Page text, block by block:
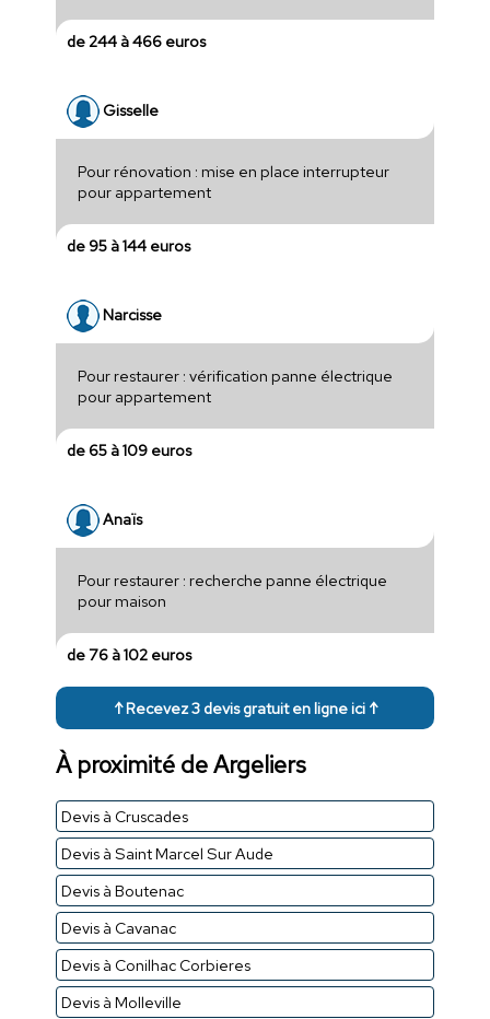
de 244 à 466 euros
Gisselle
Pour rénovation : mise en place interrupteur
pour appartement
de 95 à 144 euros
Narcisse
Pour restaurer : vérification panne électrique
pour appartement
de 65 à 109 euros
Anaïs
Pour restaurer : recherche panne électrique
pour maison
de 76 à 102 euros
↑ Recevez 3 devis gratuit en ligne ici ↑
À proximité de Argeliers
Devis à Cruscades
Devis à Saint Marcel Sur Aude
Devis à Boutenac
Devis à Cavanac
Devis à Conilhac Corbieres
Devis à Molleville